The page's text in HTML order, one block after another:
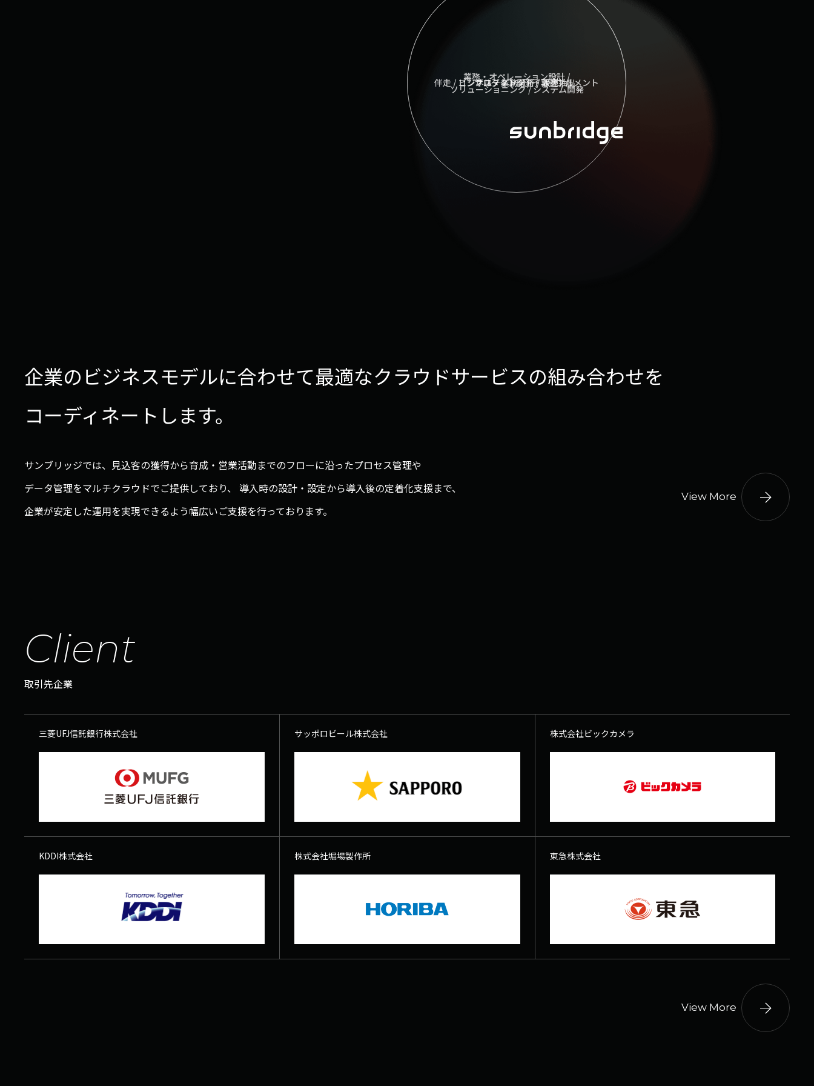
プロダクト開発・販売
ビジネス・業務分析 / 課題抽出
業務・オペレーション設計 /
ソリューショニング / システム開発
伴走 / コンサルティング / イネーブルメント
企業のビジネスモデルに合わせて最適なクラウドサービスの組み合わせを
コーディネートします。
サンブリッジでは、見込客の獲得から育成・営業活動までのフローに沿ったプロセス管理や
データ管理をマルチクラウドでご提供しており、 導入時の設計・設定から導入後の定着化支援まで、
企業が安定した運用を実現できるよう幅広いご支援を行っております。
View More arrow_forward
Client
取引先企業
三菱UFJ信託銀行株式会社 サッポロビール株式会社 株式会社ビックカメラ
KDDI株式会社 株式会社堀場製作所 東急株式会社
View More arrow_forward